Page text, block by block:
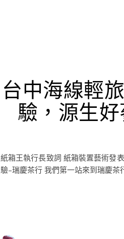
台中海線輕
驗，源生
紙箱王執行長致詞 紙箱裝置藝術發
驗–瑞慶茶行 我們第一站來到瑞慶茶